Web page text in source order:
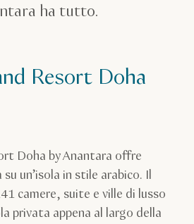
ha tutto.
Resort Doha
Doha by Anantara offre
su un’isola in stile arabico. Il
camere, suite e ville di lusso
privata appena al largo della